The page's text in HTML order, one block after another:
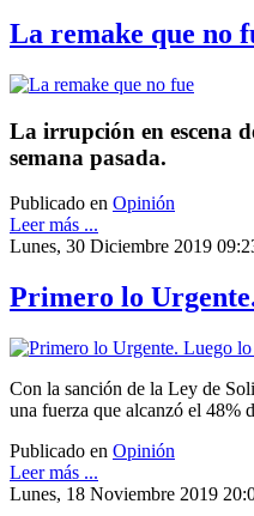
La remake que no
La irrupción en escena
semana pasada.
Publicado en Opinión
Leer más ...
Lunes, 30 Diciembre 2019
Primero lo
Con la sanción de la Ley de
una fuerza que alcanzó el 48%
Publicado en Opinión
Leer más ...
Lunes, 18 Noviembre 2019